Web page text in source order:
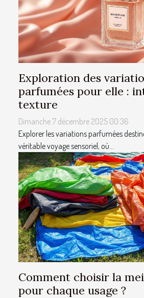
Exploration des
parfumées pour elle :
texture
Dimanche 7 décembre 2025 00:36
Explorer les variations parfumées
véritable voyage sensoriel, où...
Comment choisir la
pour chaque usage ?